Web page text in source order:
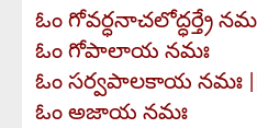
ఓం గోవర్ధనాచలోద్ధర్త్రే
ఓం గోపాలాయ నమః
ఓం సర్వపాలకాయ నమః
ఓం అజాయ నమః